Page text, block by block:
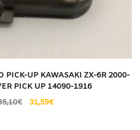
PICK-UP KAWASAKI ZX-6R 2000-
PICK UP 14090-1916
€ 31,59€